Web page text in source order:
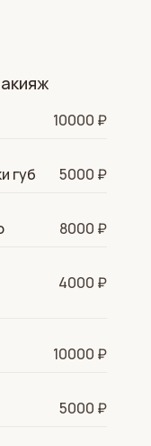
10000 ₽
губ 5000 ₽
8000 ₽
4000 ₽
10000 ₽
5000 ₽